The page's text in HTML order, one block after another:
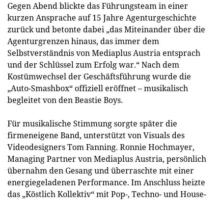
Gegen Abend blickte das Führungsteam in einer
kurzen Ansprache auf 15 Jahre Agenturgeschichte
zurück und betonte dabei „das Miteinander über die
Agenturgrenzen hinaus, das immer dem
Selbstverständnis von Mediaplus Austria entsprach
und der Schlüssel zum Erfolg war.“ Nach dem
Kostümwechsel der Geschäftsführung wurde die
„Auto-Smashbox“ offiziell eröffnet – musikalisch
begleitet von den Beastie Boys.
Für musikalische Stimmung sorgte später die
firmeneigene Band, unterstützt von Visuals des
Videodesigners Tom Fanning. Ronnie Hochmayer,
Managing Partner von Mediaplus Austria, persönlich
übernahm den Gesang und überraschte mit einer
energiegeladenen Performance. Im Anschluss heizte
das „Köstlich Kollektiv“ mit Pop-, Techno- und House-